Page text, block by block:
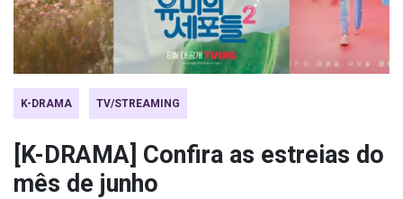
K-DRAMA TV/STREAMING
[K-DRAMA] Confira as estreias do
mês de junho